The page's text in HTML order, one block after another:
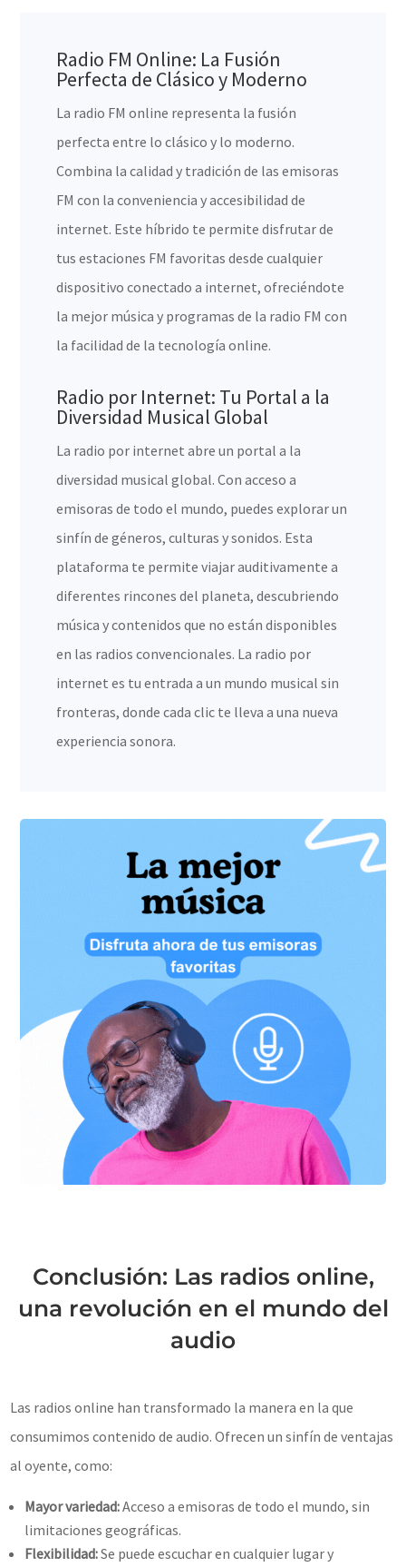
Radio FM Online: La Fusión
Perfecta de Clásico y Moderno
La radio FM online representa la fusión
perfecta entre lo clásico y lo moderno.
Combina la calidad y tradición de las emisoras
FM con la conveniencia y accesibilidad de
internet. Este híbrido te permite disfrutar de
tus estaciones FM favoritas desde cualquier
dispositivo conectado a internet, ofreciéndote
la mejor música y programas de la radio FM con
la facilidad de la tecnología online.
Radio por Internet: Tu Portal a la
Diversidad Musical Global
La radio por internet abre un portal a la
diversidad musical global. Con acceso a
emisoras de todo el mundo, puedes explorar un
sinfín de géneros, culturas y sonidos. Esta
plataforma te permite viajar auditivamente a
diferentes rincones del planeta, descubriendo
música y contenidos que no están disponibles
en las radios convencionales. La radio por
internet es tu entrada a un mundo musical sin
fronteras, donde cada clic te lleva a una nueva
experiencia sonora.
Conclusión: Las radios online,
una revolución en el mundo del
audio
Las radios online han transformado la manera en la que
consumimos contenido de audio. Ofrecen un sinfín de ventajas
al oyente, como:
Mayor variedad:Acceso a emisoras de todo el mundo, sin
limitaciones geográficas.
Flexibilidad:Se puede escuchar en cualquier lugar y